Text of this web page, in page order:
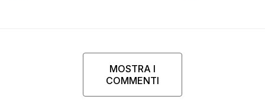
MOSTRA I
COMMENTI